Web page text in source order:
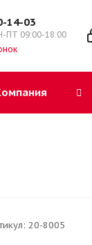
14-03
ПТ 09:00-18:00
20-8005